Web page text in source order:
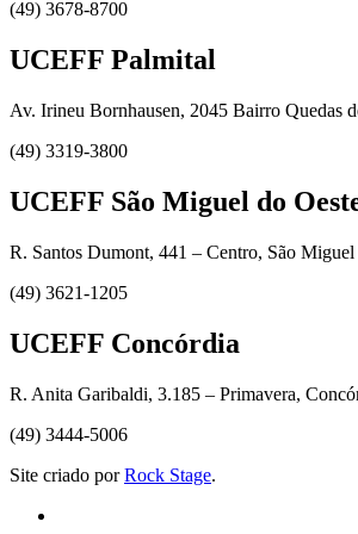
(49) 3678-8700
UCEFF Palmital
Av. Irineu Bornhausen, 2045 Bairro Quedas
(49) 3319-3800
UCEFF São Miguel do
R. Santos Dumont, 441 – Centro, São
(49) 3621-1205
UCEFF Concórdia
R. Anita Garibaldi, 3.185 – Primavera,
(49) 3444-5006
Site criado porRock Stage.